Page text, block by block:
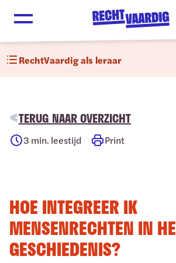
Open menu
TERUG NAAR OVERZICHT
3 min. leestijd Print
HOE INTEGREER IK
MENSENRECHTEN IN
GESCHIEDENIS?
RechtVaardig als leraar